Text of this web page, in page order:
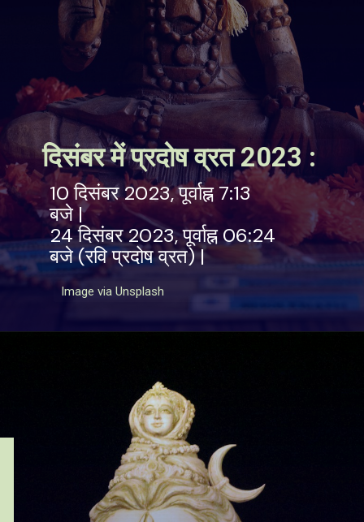
Image via Unsplash
10 दिसंबर 2023, पूर्वाह्न 7:13
बजे |
24 दिसंबर 2023, पूर्वाह्न 06:24
बजे (रवि प्रदोष व्रत) |
दिसंबर में प्रदोष व्रत 2023 :